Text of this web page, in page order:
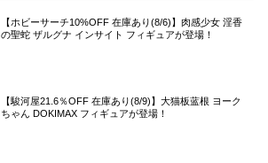
【ホビーサーチ10%OFF 在庫あり(8/6)】肉感少女 淫香
の聖蛇 ザルグナ インサイト フィギュアが登場！
【駿河屋21.6％OFF 在庫あり(8/9)】大猫板蓝根 ヨーク
ちゃん DOKIMAX フィギュアが登場！